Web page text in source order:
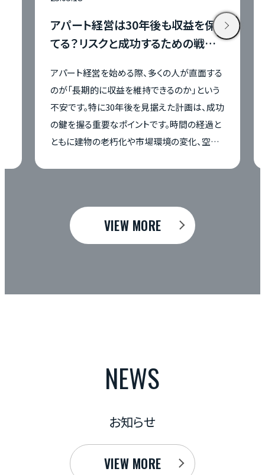
30年後も収益を保
成功するための戦略
る際、多くの人が直面する
を維持できるのか」という
後を見据えた計画は、成功
イントです。時間の経過と
や市場環境の変化、空室
顕在化するため、事前の準
な出口戦略について詳しく
らアパート経営を始める方
にとっても役立つ内容をお
アパートの耐用年数
は？年数経過後も利
アパート経営において、「耐
を大きく左右する重要な要素
を始めようとする多くの方が
期間や収益計画に不安を感じ
に、首都圏でアパート経営を
にとって、建物の構造や耐
の基礎知識から、年数経過後
的な数字を交えながら徹底的
これから木造アパートでの
VIEW MORE
NEWS
お知らせ
VIEW MORE